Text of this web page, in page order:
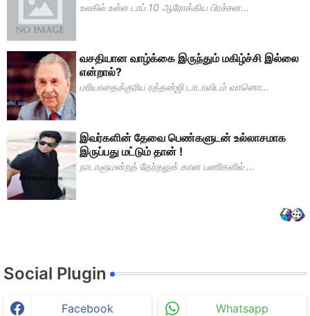
உலகில் உள்ள டாப் 10 ஆரோக்கிய பிரச்சன...
வசதியான வாழ்க்கை இருந்தும் மகிழ்ச்சி இல்லை
என்றால்?
மரியாதைக்குரிய ரத்தன்ஜி டாடாவிடம் வானொ...
இவர்களின் தேவை பெண்களுடன் உல்லாசமாக
இருப்பது மட்டும் தான் !
நாடாளுமன்றத் தேர்தலுக் கான பணிகளில் ...
Social Plugin
Facebook Whatsapp